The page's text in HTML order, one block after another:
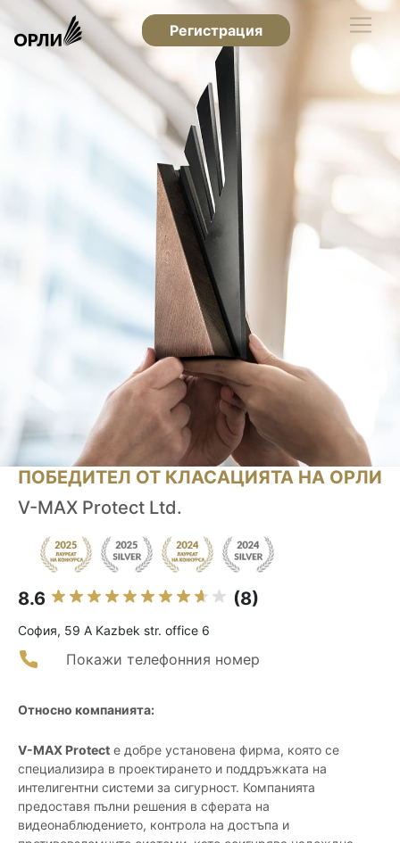
Регистрация
ПОБЕДИТЕЛ ОТ КЛАСАЦИЯТА НА ОРЛИ
V-MAX Protect Ltd.
8.6 (8)
София, 59 A Kazbek str. office 6
Покажи телефонния номер
Относно компанията:
V-MAX Protect е добре установена фирма, която се
специализира в проектирането и поддръжката на
интелигентни системи за сигурност. Компанията
предоставя пълни решения в сферата на
видеонаблюдението, контрола на достъпа и